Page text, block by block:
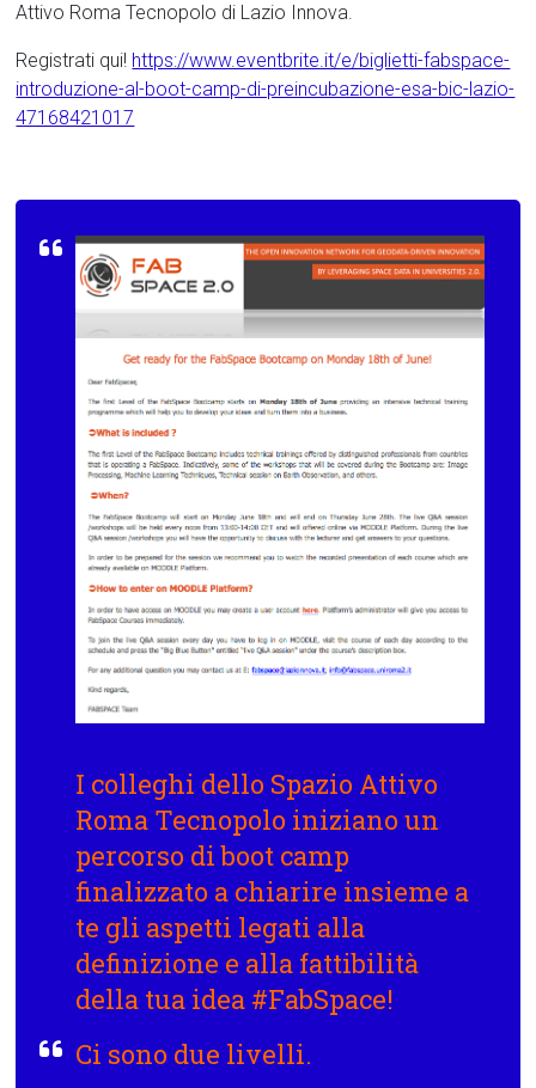
Attivo Roma Tecnopolo di Lazio Innova.
Registrati qui! https://www.eventbrite.it/e/biglietti-fabspace-
introduzione-al-boot-camp-di-preincubazione-esa-bic-lazio-
47168421017
I colleghi dello Spazio Attivo
Roma Tecnopolo iniziano un
percorso diboot camp
finalizzato a chiarire insieme a
te gli aspetti legati alla
definizione e alla fattibilità
della tua idea #FabSpace!
Ci sono due livelli.